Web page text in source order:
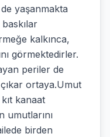
yaşanmakta
kalkınca,
görmektedirler.
periler de
ortaya.Umut
kanaat
umutlarını
birden